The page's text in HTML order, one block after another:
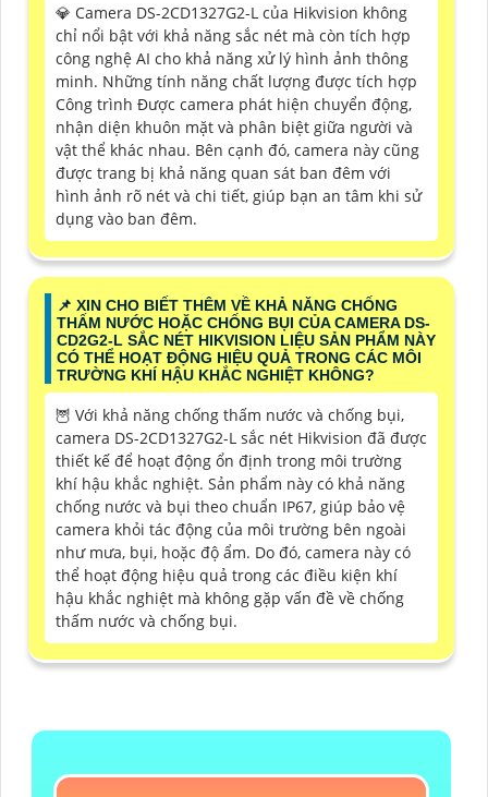
💎 Camera DS-2CD1327G2-L của Hikvision không
chỉ nổi bật với khả năng sắc nét mà còn tích hợp
công nghệ AI cho khả năng xử lý hình ảnh thông
minh. Những tính năng chất lượng được tích hợp
Công trình Được camera phát hiện chuyển động,
nhận diện khuôn mặt và phân biệt giữa người và
vật thể khác nhau. Bên cạnh đó, camera này cũng
được trang bị khả năng quan sát ban đêm với
hình ảnh rõ nét và chi tiết, giúp bạn an tâm khi sử
dụng vào ban đêm.
📌 XIN CHO BIẾT THÊM VỀ KHẢ NĂNG CHỐNG
THẤM NƯỚC HOẶC CHỐNG BỤI CỦA CAMERA DS-
CD2G2-L SẮC NÉT HIKVISION LIỆU SẢN PHẨM NÀY
CÓ THỂ HOẠT ĐỘNG HIỆU QUẢ TRONG CÁC MÔI
TRƯỜNG KHÍ HẬU KHẮC NGHIỆT KHÔNG?
🦉 Với khả năng chống thấm nước và chống bụi,
camera DS-2CD1327G2-L sắc nét Hikvision đã được
thiết kế để hoạt động ổn định trong môi trường
khí hậu khắc nghiệt. Sản phẩm này có khả năng
chống nước và bụi theo chuẩn IP67, giúp bảo vệ
camera khỏi tác động của môi trường bên ngoài
như mưa, bụi, hoặc độ ẩm. Do đó, camera này có
thể hoạt động hiệu quả trong các điều kiện khí
hậu khắc nghiệt mà không gặp vấn đề về chống
thấm nước và chống bụi.